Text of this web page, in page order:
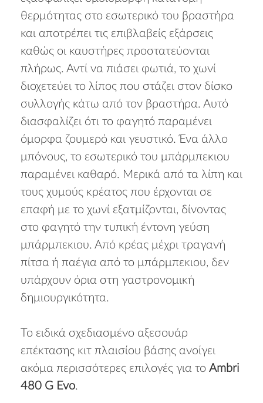
θερμότητας στο εσωτερικό του βραστήρα
και αποτρέπει τις επιβλαβείς εξάρσεις
καθώς οι καυστήρες προστατεύονται
πλήρως. Αντί να πιάσει φωτιά, το χωνί
διοχετεύει το λίπος που στάζει στον δίσκο
συλλογής κάτω από τον βραστήρα. Αυτό
διασφαλίζει ότι το φαγητό παραμένει
όμορφα ζουμερό και γευστικό. Ένα άλλο
μπόνους, το εσωτερικό του μπάρμπεκιου
παραμένει καθαρό. Μερικά από τα λίπη και
τους χυμούς κρέατος που έρχονται σε
επαφή με το χωνί εξατμίζονται, δίνοντας
στο φαγητό την τυπική έντονη γεύση
μπάρμπεκιου. Από κρέας μέχρι τραγανή
πίτσα ή παέγια από το μπάρμπεκιου, δεν
υπάρχουν όρια στη γαστρονομική
δημιουργικότητα.
Το ειδικά σχεδιασμένο αξεσουάρ
επέκτασης κιτ πλαισίου βάσης ανοίγει
ακόμα περισσότερες επιλογές για το Ambri
480 G Evo.